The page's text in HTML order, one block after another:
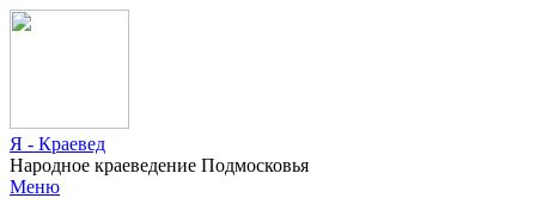
Я - Краевед
Народное краеведение Подмосковья
Меню